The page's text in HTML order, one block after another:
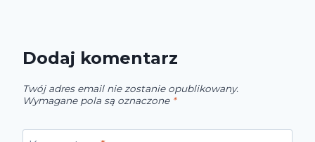
Dodaj komentarz
Twój adres email nie zostanie opublikowany.
Wymagane pola są oznaczone *